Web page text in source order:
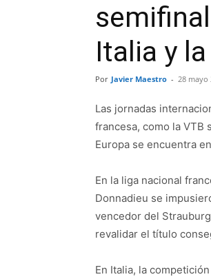
Italia y
Por Javier Maestro - 28 mayo
Las jornadas
francesa, como la VTB
Europa se encuentra
En la liga nacional
Donnadieu se
vencedor del
revalidar el título
En Italia, la